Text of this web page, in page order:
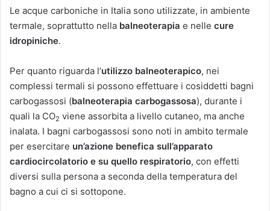
Le acque carboniche in Italia sono utilizzate, in ambiente
termale, soprattutto nella balneoterapia e nelle cure
idropiniche.
Per quanto riguarda l’utilizzo balneoterapico, nei
complessi termali si possono effettuare i cosiddetti bagni
carbogassosi (balneoterapia carbogassosa), durante i
quali la CO2 viene assorbita a livello cutaneo, ma anche
inalata. I bagni carbogassosi sono noti in ambito termale
per esercitare un’azione benefica sull’apparato
cardiocircolatorio e su quello respiratorio, con effetti
diversi sulla persona a seconda della temperatura del
bagno a cui ci si sottopone.